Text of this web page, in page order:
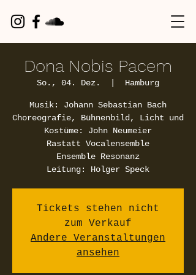
Dona Nobis Pacem
So., 04. Dez. Hamburg
Musik: Johann Sebastian Bach
Choreografie, Bühnenbild, Licht und
Kostüme: John Neumeier
Rastatt Vocalensemble
Ensemble Resonanz
Leitung: Holger Speck
Tickets stehen nicht
zum Verkauf
Andere Veranstaltungen
ansehen